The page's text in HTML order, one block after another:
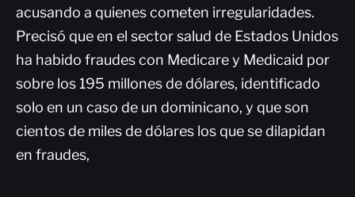
acusando a quienes cometen irregularidades.
Precisó que en el sector salud de Estados Unidos
ha habido fraudes con Medicare y Medicaid por
sobre los 195 millones de dólares, identificado
solo en un caso de un dominicano, y que son
cientos de miles de dólares los que se dilapidan
en fraudes,